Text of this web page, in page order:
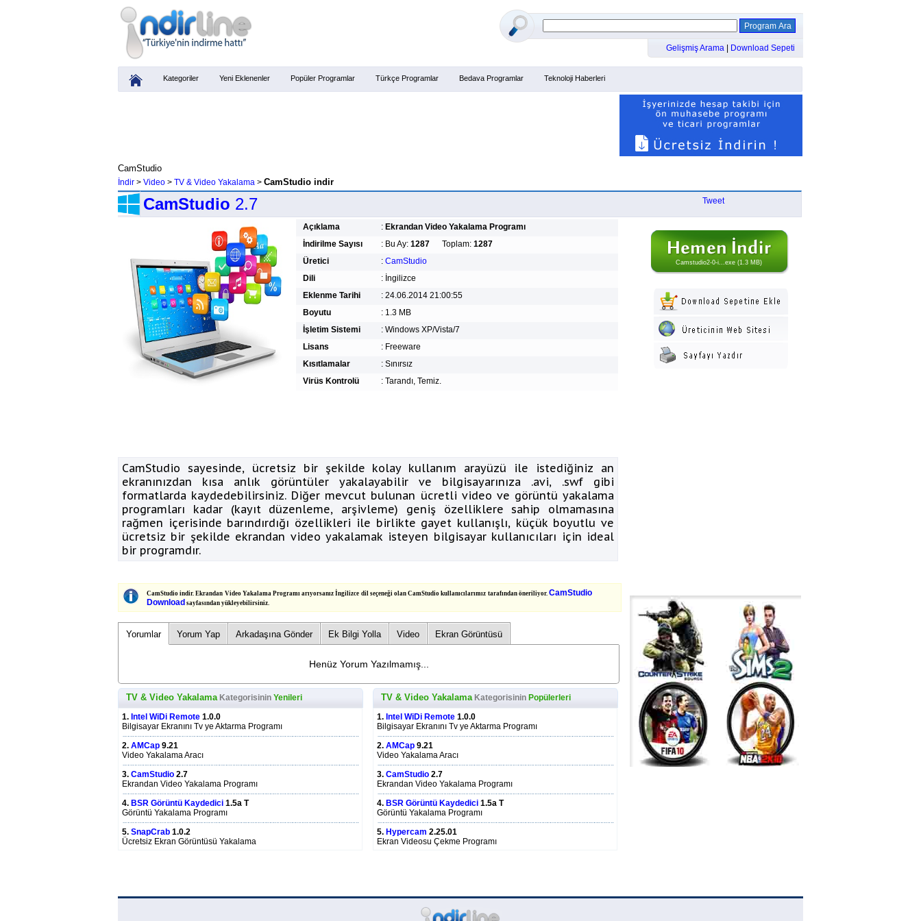
Kategoriler Yeni Eklenenler Popüler Programlar Türkçe Programlar Bedava Programlar Teknoloji Haberleri
CamStudio
İndir > Video > TV & Video Yakalama > CamStudio indir
CamStudio 2.7 Tweet
Açıklama : Ekrandan Video Yakalama Programı
İndirilme Sayısı
: Bu Ay: 1287 Toplam: 1287
Üretici
: CamStudio
Dili
: İngilizce
Eklenme Tarihi
: 24.06.2014 21:00:55
Boyutu
: 1.3 MB
İşletim Sistemi
: Windows XP/Vista/7
Lisans
: Freeware
Kısıtlamalar
: Sınırsız
Virüs Kontrolü
: Tarandı, Temiz.
Camstudio2-0-i...exe (1.3 MB)
CamStudio sayesinde, ücretsiz bir şekilde kolay kullanım arayüzü ile istediğiniz an
ekranınızdan kısa anlık görüntüler yakalayabilir ve bilgisayarınıza .avi, .swf gibi
formatlarda kaydedebilirsiniz. Diğer mevcut bulunan ücretli video ve görüntü yakalama
programları kadar (kayıt düzenleme, arşivleme) geniş özelliklere sahip olmamasına
rağmen içerisinde barındırdığı özellikleri ile birlikte gayet kullanışlı, küçük boyutlu ve
ücretsiz bir şekilde ekrandan video yakalamak isteyen bilgisayar kullanıcıları için ideal
bir programdır.
CamStudio indir. Ekrandan Video Yakalama Programı arıyorsanız İngilizce dil seçeneği olan CamStudio kullanıcılarımız tarafından öneriliyor. CamStudio
Download sayfasından yükleyebilirsiniz.
Yorumlar Yorum Yap Arkadaşına Gönder Ek Bilgi Yolla Video Ekran Görüntüsü
Henüz Yorum Yazılmamış...
TV & Video Yakalama Kategorisinin Yenileri
1. Intel WiDi Remote 1.0.0
Bilgisayar Ekranını Tv ye Aktarma Programı
2. AMCap 9.21
Video Yakalama Aracı
3. CamStudio 2.7
Ekrandan Video Yakalama Programı
4. BSR Görüntü Kaydedici 1.5a T
Görüntü Yakalama Programı
5. SnapCrab 1.0.2
Ücretsiz Ekran Görüntüsü Yakalama
TV & Video Yakalama Kategorisinin Popülerleri
1. Intel WiDi Remote 1.0.0
Bilgisayar Ekranını Tv ye Aktarma Programı
2. AMCap 9.21
Video Yakalama Aracı
3. CamStudio 2.7
Ekrandan Video Yakalama Programı
4. BSR Görüntü Kaydedici 1.5a T
Görüntü Yakalama Programı
5. Hypercam 2.25.01
Ekran Videosu Çekme Programı
Gelişmiş Arama Download Sepeti